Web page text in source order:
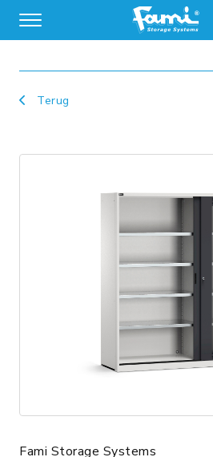
Terug
Fami Storage Systems